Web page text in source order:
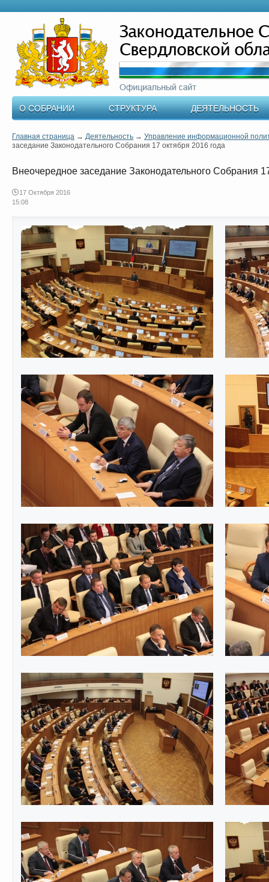
О СОБРАНИИ СТРУКТУРА ДЕЯТЕЛЬНОСТЬ
Главная страница → Деятельность → Управление информационной
заседание Законодательного Собрания 17 октября 2016 года
Внеочередное заседание Законодательного Собрания
17 Октября 2016
15:08